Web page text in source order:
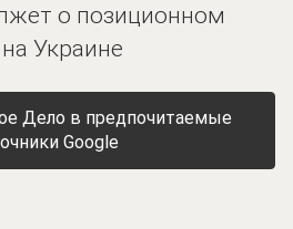
о позиционном
Украине
Дело в предпочитаемые
Google